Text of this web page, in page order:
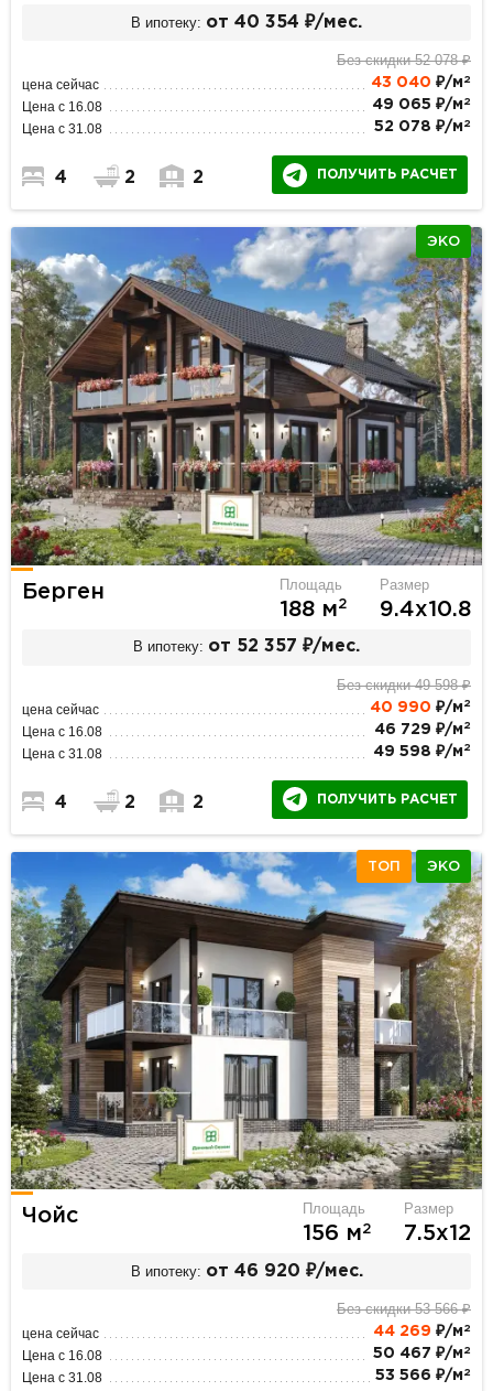
В ипотеку: от 40 354 ₽/мес.
Без скидки 52 078 ₽
цена сейчас 43 040 ₽/м 2
Цена с 16.08 49 065 ₽/м 2
Цена с 31.08 52 078 ₽/м 2
4 2 2 ПОЛУЧИТЬ РАСЧЕТ
ЭКО
Берген Площадь
188 м2
Размер
9.4х10.8
В ипотеку: от 52 357 ₽/мес.
Без скидки 49 598 ₽
цена сейчас 40 990 ₽/м 2
Цена с 16.08 46 729 ₽/м 2
Цена с 31.08 49 598 ₽/м 2
4 2 2 ПОЛУЧИТЬ РАСЧЕТ
ТОП ЭКО
Чойс Площадь
156 м2
Размер
7.5х12
В ипотеку: от 46 920 ₽/мес.
Без скидки 53 566 ₽
цена сейчас 44 269 ₽/м 2
Цена с 16.08 50 467 ₽/м 2
Цена с 31.08 53 566 ₽/м 2